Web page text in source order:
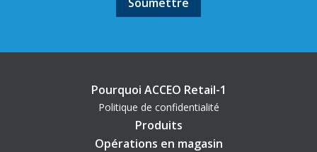
Pourquoi ACCEO Retail-1
Politique de confidentialité
Produits
Opérations en magasin